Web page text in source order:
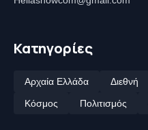
Κατηγορίες
Αρχαία Ελλάδα Διεθνή
Κόσμος
Πολιτισμός